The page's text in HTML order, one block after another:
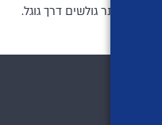
יותר גולשים דרך גוגל.